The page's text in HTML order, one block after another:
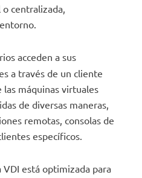
centralizada,
acceden a sus
a través de un cliente
máquinas virtuales
de diversas maneras,
remotas, consolas de
específicos.
VDI está optimizada para